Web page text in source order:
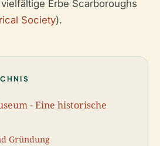
Erbe Scarboroughs
Society).
- Eine historische
Gründung